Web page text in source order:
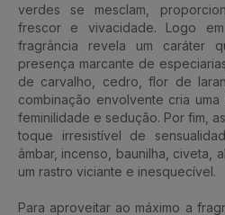
verdes se mesclam,
frescor e vivacidade. Logo
fragrância revela um caráter
presença marcante de
de carvalho, cedro, flor de
combinação envolvente cria
feminilidade e sedução. Por fim,
toque irresistível de
âmbar, incenso, baunilha, civeta,
um rastro viciante e inesquecível.
Para aproveitar ao máximo a